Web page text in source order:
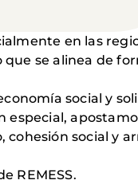
en las
se alinea de
social y
especial,
cohesión social y
REMESS.